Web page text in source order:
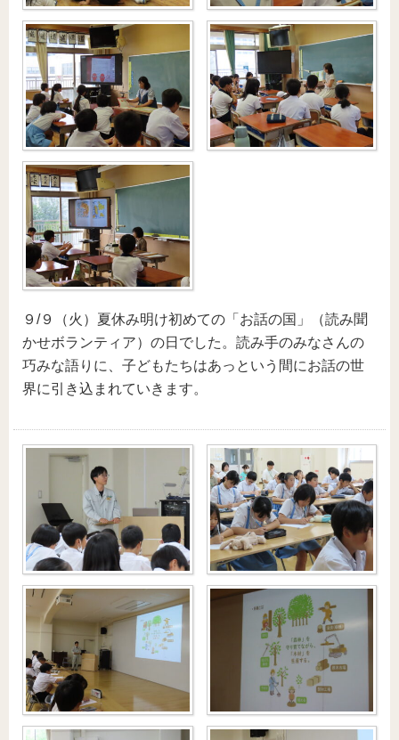
９/９（火）夏休み明け初めての「お話の国」（読み聞
かせボランティア）の日でした。読み手のみなさんの
巧みな語りに、子どもたちはあっという間にお話の世
界に引き込まれていきます。